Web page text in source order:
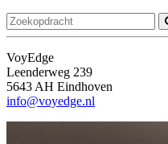
VoyEdge
Leenderweg 239
5643 AH Eindhoven
info@voyedge.nl